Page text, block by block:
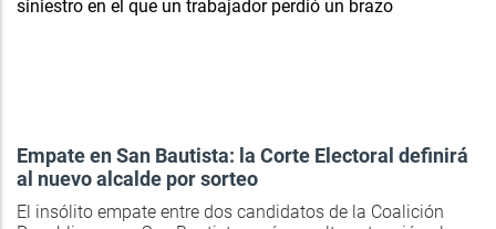
Empate en San Bautista: la Corte Electoral definirá
al nuevo alcalde por sorteo
El insólito empate entre dos candidatos de la Coalición